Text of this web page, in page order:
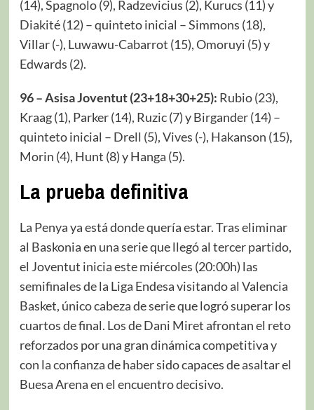
(14), Spagnolo (9), Radzevicius (2), Kurucs (11) y
Diakité (12) – quinteto inicial – Simmons (18),
Villar (-), Luwawu-Cabarrot (15), Omoruyi (5) y
Edwards (2).
96 – Asisa Joventut (23+18+30+25): Rubio (23),
Kraag (1), Parker (14), Ruzic (7) y Birgander (14) –
quinteto inicial – Drell (5), Vives (-), Hakanson (15),
Morin (4), Hunt (8) y Hanga (5).
La prueba definitiva
La Penya ya está donde quería estar. Tras eliminar
al Baskonia en una serie que llegó al tercer partido,
el Joventut inicia este miércoles (20:00h) las
semifinales de la Liga Endesa visitando al Valencia
Basket, único cabeza de serie que logró superar los
cuartos de final. Los de Dani Miret afrontan el reto
reforzados por una gran dinámica competitiva y
con la confianza de haber sido capaces de asaltar el
Buesa Arena en el encuentro decisivo.